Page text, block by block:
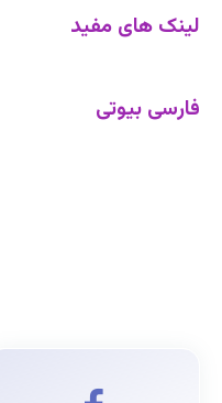
لینک های مفید
فارسی بیوتی